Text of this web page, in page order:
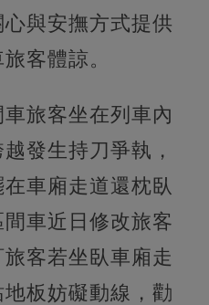
與安撫方式提供
客體諒。
旅客坐在列車內
發生持刀爭執，
車廂走道還枕臥
車近日修改旅客
客若坐臥車廂走
板妨礙動線，勸